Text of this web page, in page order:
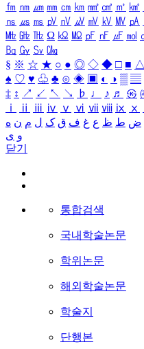
㎙ ㎚ ㎛ ㎜ ㎝ ㎞ ㎟ ㎠ ㎡ ㎢
㎱ ㎲ ㎳ ㎴ ㎵ ㎶ ㎷ ㎸ ㎹ ㎀
㎒ ㎓ ㎔ Ω ㏀ ㏁ ㎊ ㎋ ㎌ ㏖
㏃ ㏉ ㏜ ㏆
§ ※ ☆ ★ ○ ● ◎ ◇ ◆ □ ■ △
♠ ♡ ♥ ♧ ♣ ⊙ ◈ ▣ ◐ ◑ ▒ ▤
‡ ↕ ↗ ↙ ↖ ↘ ♭ ♩ ♪ ♬ ㉿
ⅰ
ⅱ ⅲ ⅳ ⅴ ⅵ ⅶ ⅷ ⅸ ⅹ
ض ط ظ ع غ ف ق ک ل م ن ه
و ی
닫기
통합검색
국내학술논문
학위논문
해외학술논문
학술지
단행본